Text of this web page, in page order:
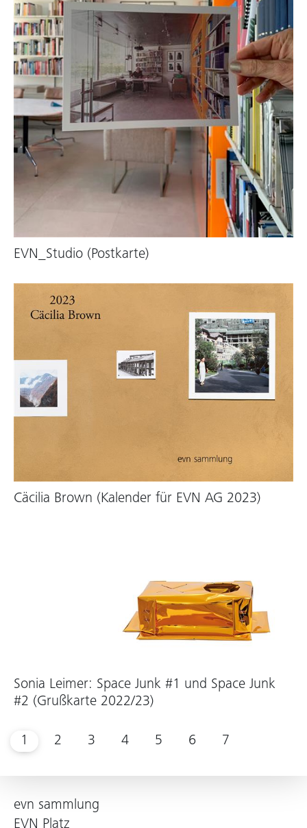
EVN_Studio (Postkarte)
Cäcilia Brown (Kalender für EVN AG 2023)
Sonia Leimer: Space Junk #1 und Space Junk
#2 (Grußkarte 2022/23)
1 2 3 4 5 6 7
evn sammlung
EVN Platz